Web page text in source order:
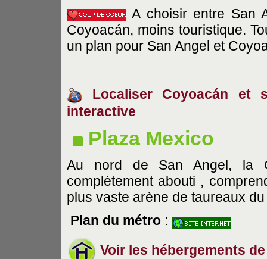
A choisir entre San
Coyoacán, moins touristique.
un plan pour San Angel et
Localiser Coyoacán et
interactive
Plaza Mexico
Au nord de San Angel, la
complètement abouti ,
plus vaste arène de taureaux
Plan du métro :
Voir les hébergements